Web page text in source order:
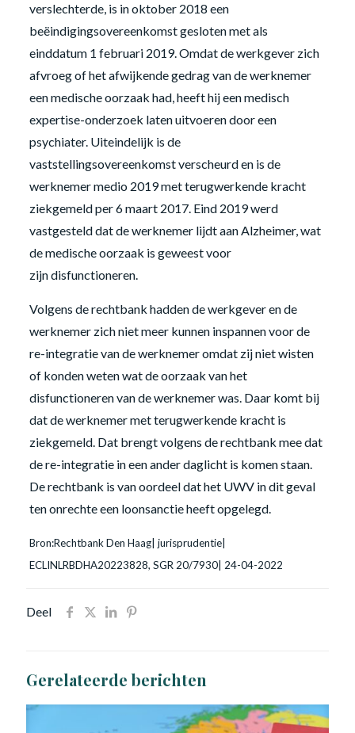
verslechterde, is in oktober 2018 een
beëindigingsovereenkomst gesloten met als
einddatum 1 februari 2019. Omdat de werkgever zich
afvroeg of het afwijkende gedrag van de werknemer
een medische oorzaak had, heeft hij een medisch
expertise-onderzoek laten uitvoeren door een
psychiater. Uiteindelijk is de
vaststellingsovereenkomst verscheurd en is de
werknemer medio 2019 met terugwerkende kracht
ziekgemeld per 6 maart 2017. Eind 2019 werd
vastgesteld dat de werknemer lijdt aan Alzheimer, wat
de medische oorzaak is geweest voor
zijn disfunctioneren.
Volgens de rechtbank hadden de werkgever en de
werknemer zich niet meer kunnen inspannen voor de
re-integratie van de werknemer omdat zij niet wisten
of konden weten wat de oorzaak van het
disfunctioneren van de werknemer was. Daar komt bij
dat de werknemer met terugwerkende kracht is
ziekgemeld. Dat brengt volgens de rechtbank mee dat
de re-integratie in een ander daglicht is komen staan.
De rechtbank is van oordeel dat het UWV in dit geval
ten onrechte een loonsanctie heeft opgelegd.
Bron:Rechtbank Den Haag| jurisprudentie|
ECLINLRBDHA20223828, SGR 20/7930| 24-04-2022
Deel
Gerelateerde berichten